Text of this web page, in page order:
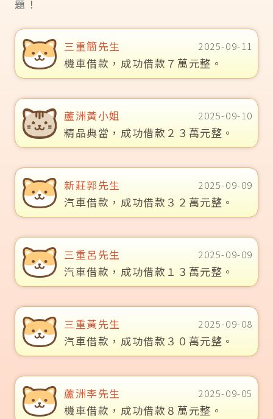
題！
三重簡先生 2025-09-11
機車借款，成功借款７萬元整。
蘆洲黃小姐 2025-09-10
精品典當，成功借款２３萬元整。
新莊郭先生 2025-09-09
汽車借款，成功借款３２萬元整。
三重呂先生 2025-09-09
汽車借款，成功借款１３萬元整。
三重黃先生 2025-09-08
汽車借款，成功借款３０萬元整。
蘆洲李先生 2025-09-05
機車借款，成功借款８萬元整。